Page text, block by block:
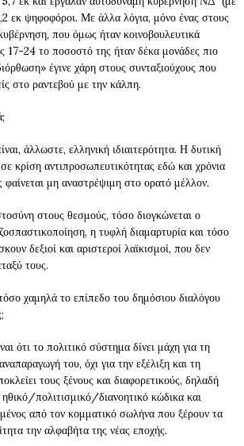
εκ ψηφοφόροι. Με άλλα λόγια, μόνο ένας στους
που όμως ήταν κοινοβουλευτικά
17-24 το ποσοστό της ήταν δέκα μονάδες πιο
έγινε χάρη στους συνταξιούχους που
στο ραντεβού με την κάλπη.
άλλωστε, ελληνική ιδιαιτερότητα. Η δυτική
κρίση αντιπροσωπευτικότητας εδώ και χρόνια
μη αναστρέψιμη στο ορατό μέλλον.
στους θεσμούς, τόσο διογκώνεται ο
η τυφλή διαμαρτυρία και τόσο
δεξιοί και αριστεροί λαϊκισμοί, που δεν
τους.
χαμηλά το επίπεδο του δημόσιου διαλόγου
ότι το πολιτικό σύστημα δίνει μάχη για τη
του, όχι για την εξέλιξη και τη
τους ξένους και διαφορετικούς, δηλαδή
πολιτισμικό/διανοητικό κώδικα και
από τον κομματικό σωλήνα που ξέρουν τα
την αλφαβήτα της νέας εποχής.